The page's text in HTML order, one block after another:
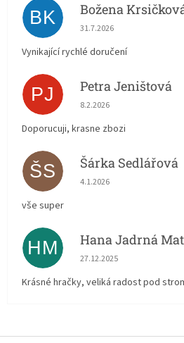
BK Božena
Hodnocení obchodu je 5
31.7.2026
Vynikající rychlé doručení
PJ Petra Jeništová
Hodnocení obchodu je 5
8.2.2026
Doporucuji, krasne zbozi
ŠS Šárka Sedlářová
Hodnocení obchodu je 5
4.1.2026
vše super
HM Hana Jadrná
Hodnocení obchodu je 5
27.12.2025
Krásné hračky, veliká radost pod